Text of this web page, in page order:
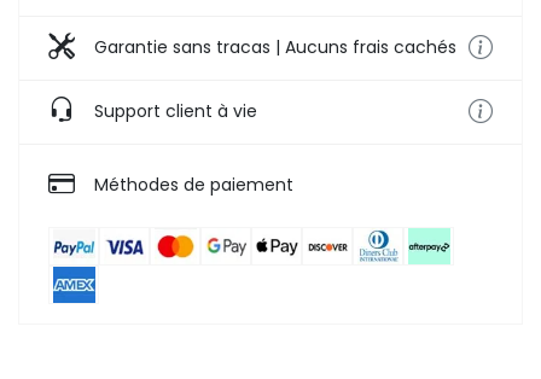
Garantie sans tracas | Aucuns frais cachés
Support client à vie
Méthodes de paiement